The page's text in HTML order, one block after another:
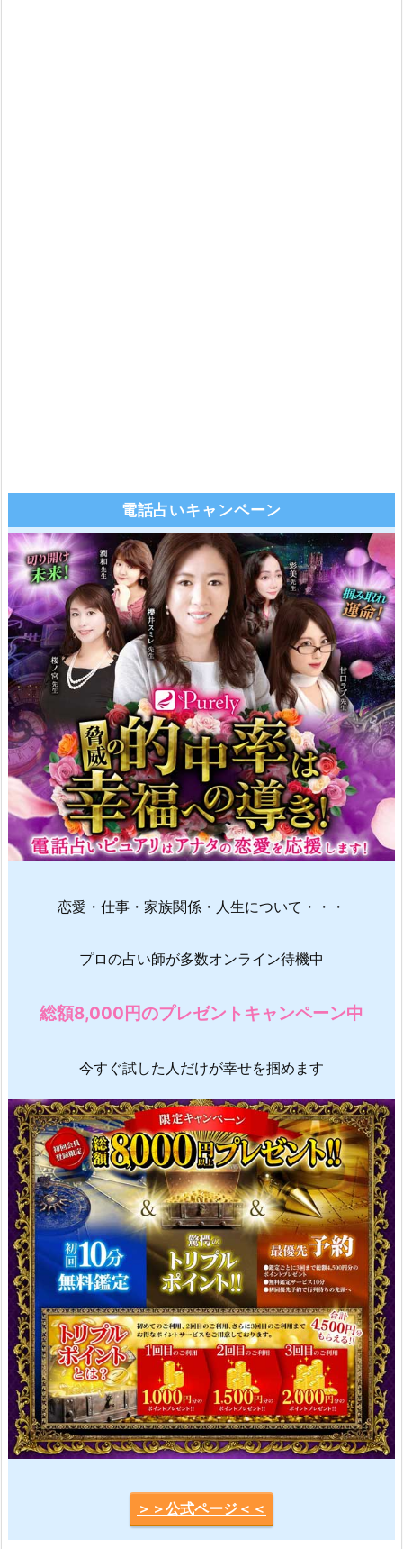
電話占いキャンペーン
恋愛・仕事・家族関係・人生について・・・
プロの占い師が多数オンライン待機中
総額8,000円のプレゼントキャンペーン中
今すぐ試した人だけが幸せを掴めます
＞＞公式ページ＜＜